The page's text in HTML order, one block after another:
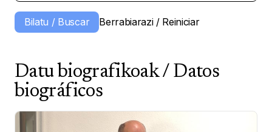
Datu biografikoak / Datos
biográficos